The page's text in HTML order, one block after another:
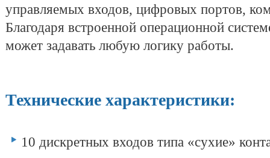
управляемых входов, цифровых портов,
Благодаря встроенной операционной
может задавать любую логику работы.
Технические характеристики:
10 дискретных входов типа «сухие»